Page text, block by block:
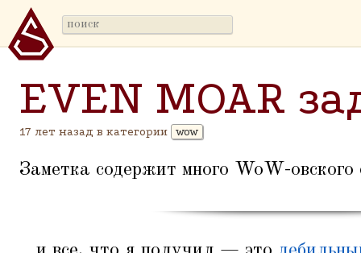
EVEN MOAR
17 лет назад в категории wow
Заметка содержит много WoW-